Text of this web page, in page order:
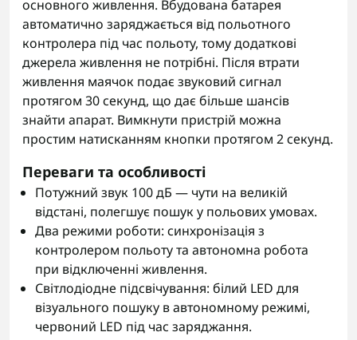
основного живлення. Вбудована батарея
автоматично заряджається від польотного
контролера під час польоту, тому додаткові
джерела живлення не потрібні. Після втрати
живлення маячок подає звуковий сигнал
протягом 30 секунд, що дає більше шансів
знайти апарат. Вимкнути пристрій можна
простим натисканням кнопки протягом 2 секунд.
Переваги та особливості
Потужний звук 100 дБ — чути на великій
відстані, полегшує пошук у польових умовах.
Два режими роботи: синхронізація з
контролером польоту та автономна робота
при відключенні живлення.
Світлодіодне підсвічування: білий LED для
візуального пошуку в автономному режимі,
червоний LED під час заряджання.